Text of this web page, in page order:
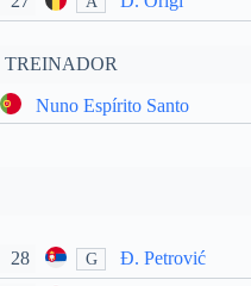
TREINADOR
Nuno Espírito Santo
28 G Đ. Petrović